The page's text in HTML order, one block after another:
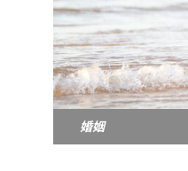
婚姻